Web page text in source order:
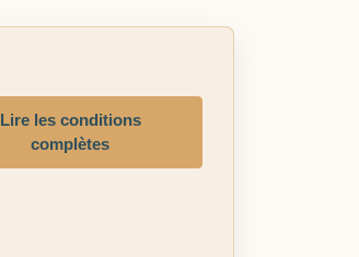
Acheter maintenant
Lire les conditions
complètes